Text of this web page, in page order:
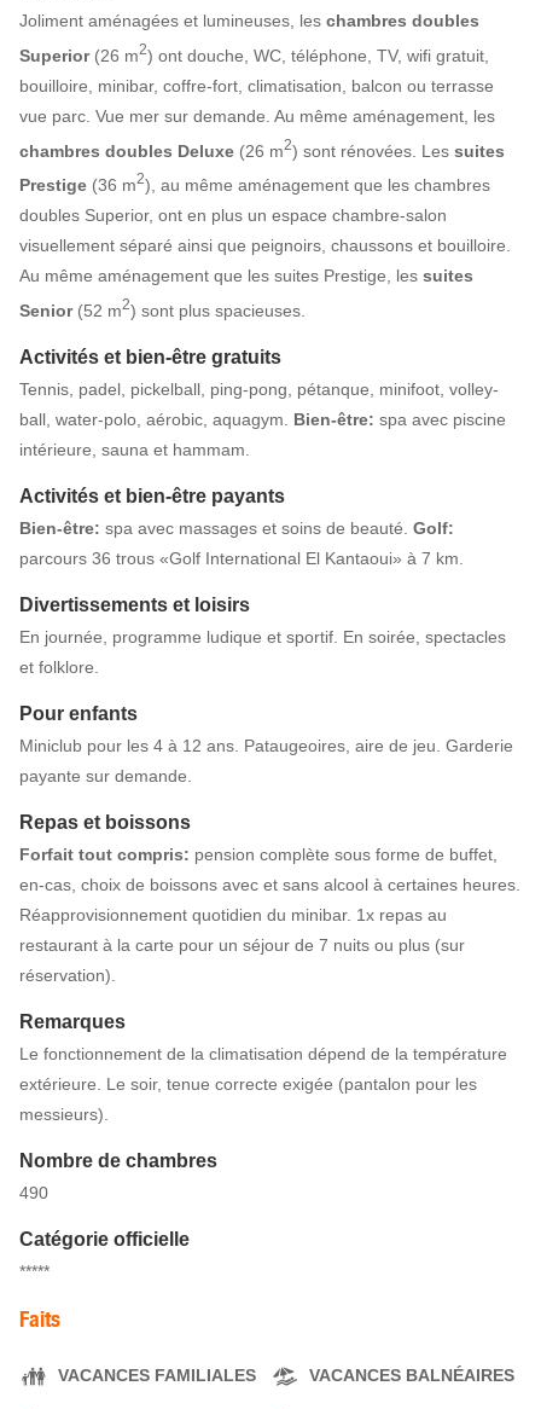
Joliment aménagées et lumineuses, les chambres doubles
Superior(26 m2) ont douche, WC, téléphone, TV, wifi gratuit,
bouilloire, minibar, coffre-fort, climatisation, balcon ou terrasse
vue parc. Vue mer sur demande. Au même aménagement, les
chambres doubles Deluxe (26 m2) sont rénovées. Les suites
Prestige (36 m2), au même aménagement que les chambres
doubles Superior, ont en plus un espace chambre-salon
visuellement séparé ainsi que peignoirs, chaussons et bouilloire.
Au même aménagement que les suites Prestige, les suites
Senior(52 m2) sont plus spacieuses.
Activités et bien-être gratuits
Tennis, padel, pickelball, ping-pong, pétanque, minifoot, volley-
ball, water-polo, aérobic, aquagym. Bien-être: spa avec piscine
intérieure, sauna et hammam.
Activités et bien-être payants
Bien-être: spa avec massages et soins de beauté. Golf:
parcours 36 trous «Golf International El Kantaoui» à 7 km.
Divertissements et loisirs
En journée, programme ludique et sportif. En soirée, spectacles
et folklore.
Pour enfants
Miniclub pour les 4 à 12 ans. Pataugeoires, aire de jeu. Garderie
payante sur demande.
Repas et boissons
Forfait tout compris: pension complète sous forme de buffet,
en-cas, choix de boissons avec et sans alcool à certaines heures.
Réapprovisionnement quotidien du minibar. 1x repas au
restaurant à la carte pour un séjour de 7 nuits ou plus (sur
réservation).
Remarques
Le fonctionnement de la climatisation dépend de la température
extérieure. Le soir, tenue correcte exigée (pantalon pour les
messieurs).
Nombre de chambres
490
Catégorie officielle
*****
Faits
VACANCES FAMILIALES VACANCES BALNÉAIRES